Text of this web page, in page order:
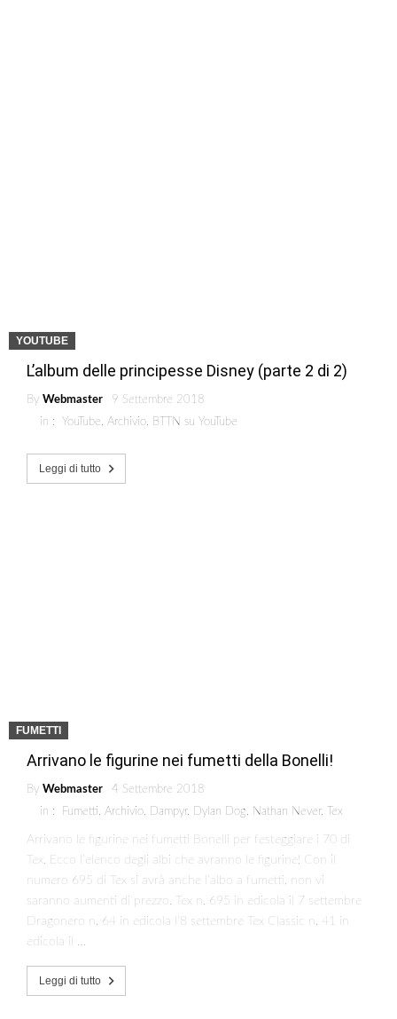
YOUTUBE
L’album delle principesse Disney (parte 2 di 2)
By Webmaster
9 Settembre 2018
in : YouTube Archivio BTTN su YouTube
Leggi di tutto
FUMETTI
Arrivano le figurine nei fumetti della Bonelli!
By Webmaster
4 Settembre 2018
in :
Fumetti, Archivio, Dampyr, Dylan Dog, Nathan Never, Tex
Arrivano le figurine nei fumetti Bonelli per festeggiare i 70 di
Tex. Ecco l’elenco degli albi che avranno le figurine! Con il
numero 695 di Tex si avrà anche l’albo a fumetti, non vi
saranno aumenti di prezzo. Tex n. 695 in edicola il 7 settembre
Dragonero n. 64 in edicola l’8 settembre Tex Classic n. 41 in
edicola il …
Leggi di tutto